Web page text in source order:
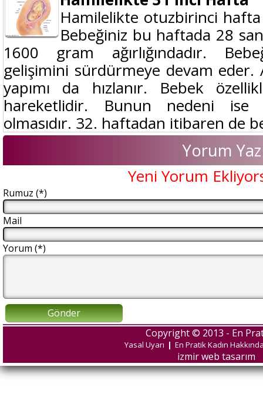
Hamilelikte otuzbirinci
Bebeğiniz bu haftada 28
1600 gram ağırlığındadır.
gelişimini sürdürmeye devam
yapımı da hızlanır. Bebek
hareketlidir. Bunun nedeni ise
olmasıdır. 32. haftadan itibaren de
Yorum Yaz
Yeni Yorum
Rumuz (*)
Mail
Yorum (*)
Gönder
Copyright © 2013 - En
Yasal Uyarı | En Pratik Kadın
izmir web tasarım